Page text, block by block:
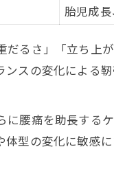
時期はいつ訪れる
る妊娠中の腰痛対処法
るべき腰痛対策の落
体は受けられるの
知りたい腰痛基礎
胎児成
るさ」「立ち上
スの変化による
腰痛を助長する
型の変化に敏感